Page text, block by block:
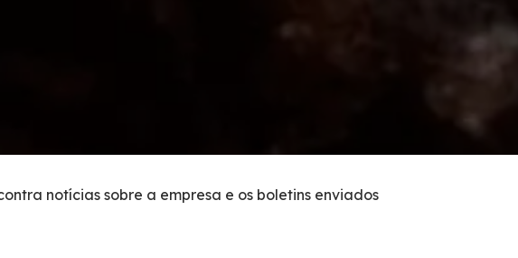
notícias sobre a empresa e os boletins enviados